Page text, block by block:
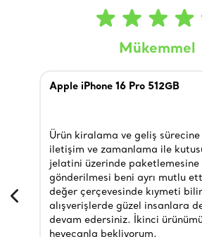
Mükemmel
Apple iPhone 16 Pro 512GB
Ürün kiralama ve geliş sürecine
iletişim ve zamanlama ile
jelatini üzerinde paketlemesine
gönderilmesi beni ayrı mutlu
değer çerçevesinde kıymeti
alışverişlerde güzel insanlara
devam edersiniz. İkinci
heyecanla bekliyorum.